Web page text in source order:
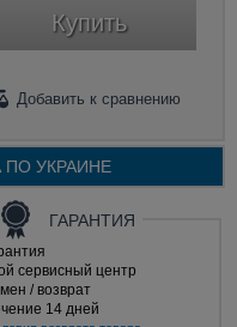
Купить
Добавить к сравнению
ПО УКРАИНЕ
ГАРАНТИЯ
сервисный центр
/ возврат
14 дней